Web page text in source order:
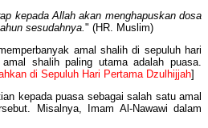
kepada Allah akan menghapuskan dosa
sesudahnya." (HR. Muslim)
amal shalih di sepuluh hari
shalih paling utama adalah puasa.
di Sepuluh Hari Pertama Dzulhijjah]
kepada puasa sebagai salah satu amal
Misalnya, Imam Al-Nawawi dalam